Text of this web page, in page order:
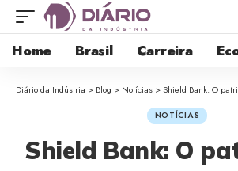
Home Brasil Carreira
Diário da Indústria > Blog > Notícias > Shield Bank: O patrimônio que depende
NOTÍCIAS
Shield Bank: O